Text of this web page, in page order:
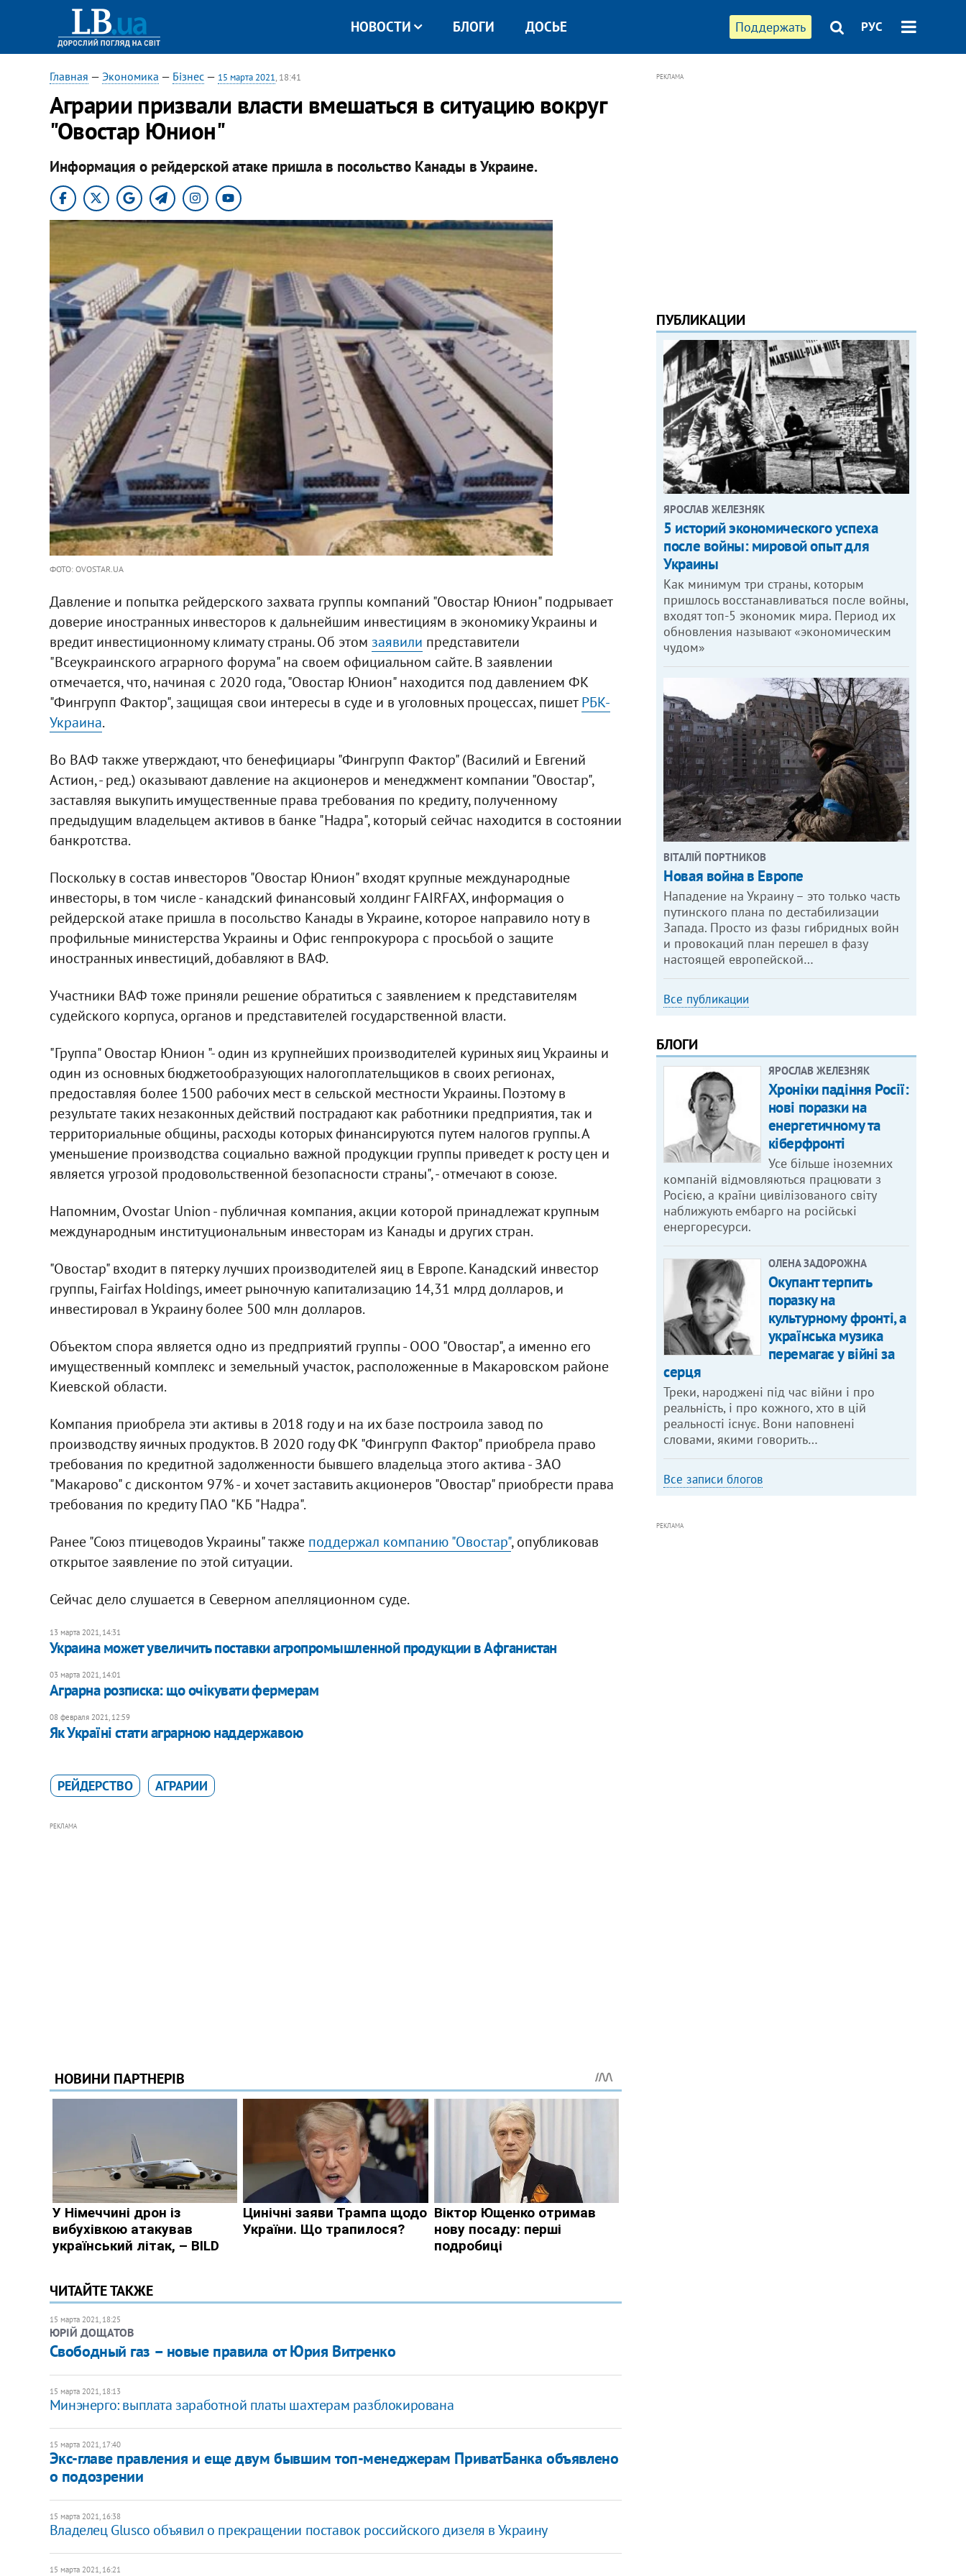
Поддержать РУС
НОВОСТИ БЛОГИ ДОСЬЕ
Главная — Экономика — Бізнес— 15 марта 2021, 18:41
Аграрии призвали власти вмешаться в ситуацию вокруг
"Овостар Юнион"
Информация о рейдерской атаке пришла в посольство Канады в Украине.
ФОТО: OVOSTAR.UA
Давление и попытка рейдерского захвата группы компаний "Овостар Юнион" подрывает
доверие иностранных инвесторов к дальнейшим инвестициям в экономику Украины и
вредит инвестиционному климату страны. Об этом заявили представители
"Всеукраинского аграрного форума" на своем официальном сайте. В заявлении
отмечается, что, начиная с 2020 года, "Овостар Юнион" находится под давлением ФК
"Фингрупп Фактор", защищая свои интересы в суде и в уголовных процессах, пишетРБК-
Украина.
Во ВАФ также утверждают, что бенефициары "Фингрупп Фактор" (Василий и Евгений
Астион, - ред.) оказывают давление на акционеров и менеджмент компании "Овостар",
заставляя выкупить имущественные права требования по кредиту, полученному
предыдущим владельцем активов в банке "Надра", который сейчас находится в состоянии
банкротства.
Поскольку в состав инвесторов "Овостар Юнион" входят крупные международные
инвесторы, в том числе - канадский финансовый холдинг FAIRFAX, информация о
рейдерской атаке пришла в посольство Канады в Украине, которое направило ноту в
профильные министерства Украины и Офис генпрокурора с просьбой о защите
иностранных инвестиций, добавляют в ВАФ.
Участники ВАФ тоже приняли решение обратиться с заявлением к представителям
судейского корпуса, органов и представителей государственной власти.
"Группа" Овостар Юнион "- один из крупнейших производителей куриных яиц Украины и
один из основных бюджетообразующих налогоплательщиков в своих регионах,
предоставляя более 1500 рабочих мест в сельской местности Украины. Поэтому в
результате таких незаконных действий пострадают как работники предприятия, так и
территориальные общины, расходы которых финансируются путем налогов группы. А
уменьшение производства социально важной продукции группы приведет к росту цен и
является угрозой продовольственной безопасности страны", - отмечают в союзе.
Напомним, Ovostar Union - публичная компания, акции которой принадлежат крупным
международным институциональным инвесторам из Канады и других стран.
"Овостар" входит в пятерку лучших производителей яиц в Европе. Канадский инвестор
группы, Fairfax Holdings, имеет рыночную капитализацию 14,31 млрд долларов, и
инвестировал в Украину более 500 млн долларов.
Объектом спора является одно из предприятий группы - ООО "Овостар", а именно его
имущественный комплекс и земельный участок, расположенные в Макаровском районе
Киевской области.
Компания приобрела эти активы в 2018 году и на их базе построила завод по
производству яичных продуктов. В 2020 году ФК "Фингрупп Фактор" приобрела право
требования по кредитной задолженности бывшего владельца этого актива - ЗАО
"Макарово" с дисконтом 97% - и хочет заставить акционеров "Овостар" приобрести права
требования по кредиту ПАО "КБ "Надра".
Ранее "Союз птицеводов Украины" также поддержал компанию "Овостар", опубликовав
открытое заявление по этой ситуации.
Сейчас дело слушается в Северном апелляционном суде.
13 марта 2021, 14:31
Украина может увеличить поставки агропромышленной продукции в Афганистан
03 марта 2021, 14:01
Аграрна розписка: що очікувати фермерам
08 февраля 2021, 12:59
Як Україні стати аграрною наддержавою
РЕЙДЕРСТВО АГРАРИИ
РЕКЛАМА
ЧИТАЙТЕ ТАКЖЕ
15 марта 2021, 18:25
ЮРІЙ ДОЩАТОВ
Свободный газ – новые правила от Юрия Витренко
15 марта 2021, 18:13
Минэнерго: выплата заработной платы шахтерам разблокирована
15 марта 2021, 17:40
Экс-главе правления и еще двум бывшим топ-менеджерам ПриватБанка объявлено
о подозрении
15 марта 2021, 16:38
Владелец Glusco объявил о прекращении поставок российского дизеля в Украину
15 марта 2021, 16:21
РЕКЛАМА
ПУБЛИКАЦИИ
ЯРОСЛАВ ЖЕЛЕЗНЯК
5 историй экономического успеха
после войны: мировой опыт для
Украины
Как минимум три страны, которым
пришлось восстанавливаться после войны,
входят топ-5 экономик мира. Период их
обновления называют «экономическим
чудом»
ВІТАЛІЙ ПОРТНИКОВ
Новая война в Европе
Нападение на Украину – это только часть
путинского плана по дестабилизации
Запада. Просто из фазы гибридных войн
и провокаций план перешел в фазу
настоящей европейской…
Все публикации
БЛОГИ
ЯРОСЛАВ ЖЕЛЕЗНЯК
Хроніки падіння Росії:
нові поразки на
енергетичному та
кіберфронті
Усе більше іноземних
компаній відмовляються працювати з
Росією, а країни цивілізованого світу
наближують ембарго на російські
енергоресурси.
ОЛЕНА ЗАДОРОЖНА
Окупант терпить
поразку на
культурному фронті, а
українська музика
перемагає у війні за
серця
Треки, народжені під час війни і про
реальність, і про кожного, хто в цій
реальності існує. Вони наповнені
словами, якими говорить…
Все записи блогов
РЕКЛАМА